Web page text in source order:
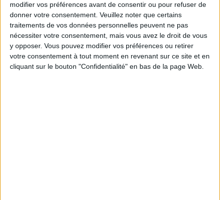
modifier vos préférences avant de consentir ou pour refuser de
donner votre consentement. Veuillez noter que certains
traitements de vos données personnelles peuvent ne pas
nécessiter votre consentement, mais vous avez le droit de vous
y opposer. Vous pouvez modifier vos préférences ou retirer
votre consentement à tout moment en revenant sur ce site et en
cliquant sur le bouton "Confidentialité" en bas de la page Web.